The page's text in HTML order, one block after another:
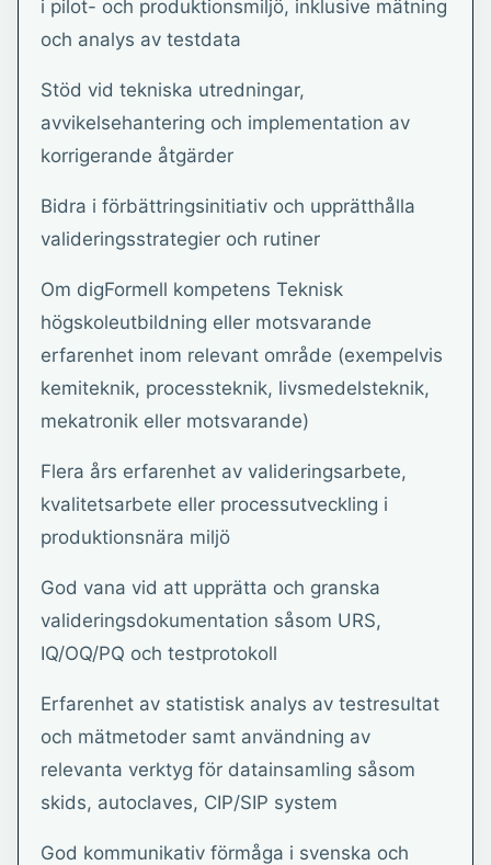
i pilot- och produktionsmiljö, inklusive mätning
och analys av testdata
Stöd vid tekniska utredningar,
avvikelsehantering och implementation av
korrigerande åtgärder
Bidra i förbättringsinitiativ och upprätthålla
valideringsstrategier och rutiner
Om digFormell kompetens Teknisk
högskoleutbildning eller motsvarande
erfarenhet inom relevant område (exempelvis
kemiteknik, processteknik, livsmedelsteknik,
mekatronik eller motsvarande)
Flera års erfarenhet av valideringsarbete,
kvalitetsarbete eller processutveckling i
produktionsnära miljö
God vana vid att upprätta och granska
valideringsdokumentation såsom URS,
IQ/OQ/PQ och testprotokoll
Erfarenhet av statistisk analys av testresultat
och mätmetoder samt användning av
relevanta verktyg för datainsamling såsom
skids, autoclaves, CIP/SIP system
God kommunikativ förmåga i svenska och